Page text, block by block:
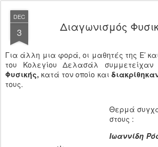
DEC
3 Διαγωνισμός
Για άλλη μια φορά, οι μαθητές της Ε’
του Κολεγίου Δελασάλ συμμετείχαν
Φυσικής,κατά τον οποίο και
τους.
Θερμά
στους :
Ιωαννίδη